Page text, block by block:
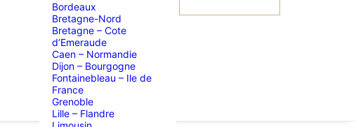
Bordeaux
Bretagne-Nord
Bretagne – Cote
d’Emeraude
Caen – Normandie
Dijon – Bourgogne
Fontainebleau – Ile de
France
Grenoble
Lille – Flandre